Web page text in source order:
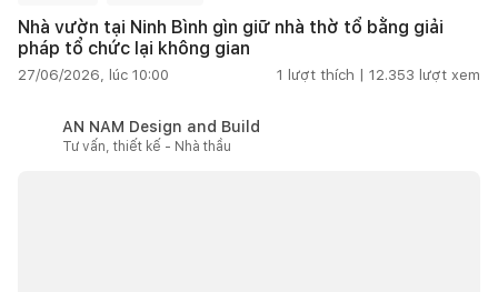
Nhà vườn tại Ninh Bình gìn giữ nhà thờ tổ bằng giải
pháp tổ chức lại không gian
27/06/2026, lúc 10:00 1 lượt thích | 12.353 lượt xem
AN NAM Design and Build
Tư vấn, thiết kế - Nhà thầu